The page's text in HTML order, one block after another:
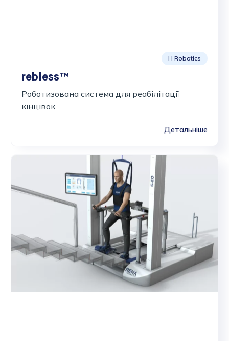
H Robotics
rebless™
Роботизована система для реабілітації
кінцівок
Детальніше